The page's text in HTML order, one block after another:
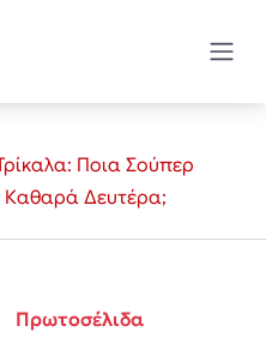
Ποια Σούπερ
Καθαρά Δευτέρα;
Πρωτοσέλιδα